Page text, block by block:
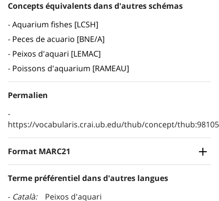
Concepts équivalents dans d'autres schémas
Aquarium fishes [LCSH]
Peces de acuario [BNE/A]
Peixos d'aquari [LEMAC]
Poissons d'aquarium [RAMEAU]
Permalien
https://vocabularis.crai.ub.edu/thub/concept/
Format MARC21
Terme préférentiel dans d'autres langues
Català
Peixos d'aquari